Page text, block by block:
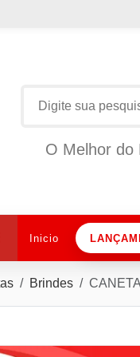
O Melhor do
Inicio
Brindes